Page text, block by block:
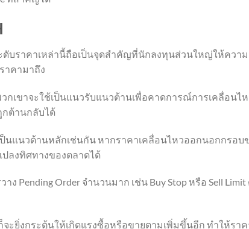
ดับราคาเหล่านี้ถือเป็นจุดสำคัญที่นักลงทุนส่วนใหญ่ให้ความ
าคามาถึง
วกเขาจะใช้เป็นแนวรับแนวต้านเพื่อคาดการณ์การเคลื่อนไ
ต้านกลับได้
นแนวต้านหลักเช่นกัน หากราคาเคลื่อนไหวออกนอกกรอบ
ลงทิศทางของตลาดได้
Pending Order จำนวนมาก เช่น Buy Stop หรือ Sell Limit
จะยิ่งกระตุ้นให้เกิดแรงซื้อหรือขายตามเพิ่มขึ้นอีก ทำให้รา